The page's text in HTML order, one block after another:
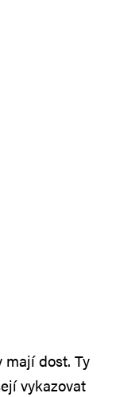
dost. Ty
vykazovat